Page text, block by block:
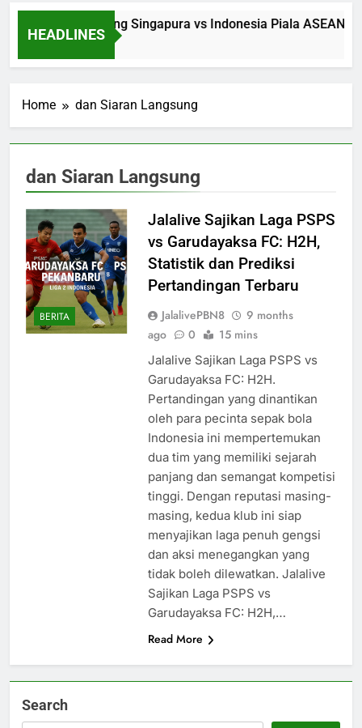
HEADLINES
Saksikan Streaming Singapura vs Indonesia Piala ASEAN
7 Hours Ago
Home dan Siaran Langsung
dan Siaran Langsung
BERITA
Jalalive Sajikan Laga PSPS
vs Garudayaksa FC: H2H,
Statistik dan Prediksi
Pertandingan Terbaru
JalalivePBN8
9 months
ago
0 15 mins
Jalalive Sajikan Laga PSPS vs
Garudayaksa FC: H2H.
Pertandingan yang dinantikan
oleh para pecinta sepak bola
Indonesia ini mempertemukan
dua tim yang memiliki sejarah
panjang dan semangat kompetisi
tinggi. Dengan reputasi masing-
masing, kedua klub ini siap
menyajikan laga penuh gengsi
dan aksi menegangkan yang
tidak boleh dilewatkan. Jalalive
Sajikan Laga PSPS vs
Garudayaksa FC: H2H,…
Read More
Search